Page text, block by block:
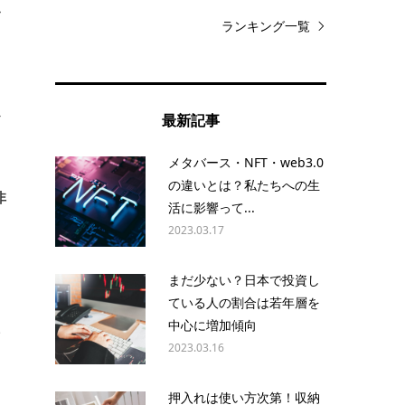
ランキング一覧
最新記事
メタバース・NFT・web3.0
の違いとは？私たちへの生
活に影響って...
2023.03.17
まだ少ない？日本で投資し
ている人の割合は若年層を
中心に増加傾向
2023.03.16
押入れは使い方次第！収納